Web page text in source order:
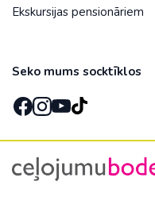
Ekskursijas pensionāriem
Seko mums socktīklos